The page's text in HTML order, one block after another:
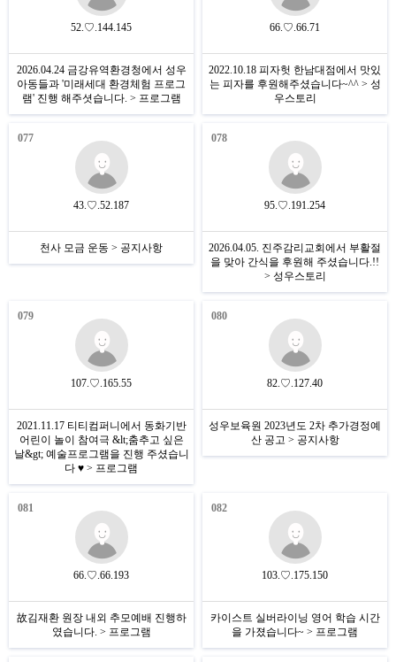
52.♡.144.145
2026.04.24 금강유역환경청에서 성우
아동들과 '미래세대 환경체험 프로그
램' 진행 해주셧습니다. > 프로그램
66.♡.66.71
2022.10.18 피자헛 한남대점에서 맛있
는 피자를 후원해주셨습니다~^^ > 성
우스토리
077
43.♡.52.187
천사 모금 운동 > 공지사항
078
95.♡.191.254
2026.04.05. 진주감리교회에서 부활절
을 맞아 간식을 후원해 주셨습니다.!!
> 성우스토리
079
107.♡.165.55
2021.11.17 티티컴퍼니에서 동화기반
어린이 놀이 참여극 &lt;춤추고 싶은
날&gt; 예술프로그램을 진행 주셨습니
다 ♥ > 프로그램
080
82.♡.127.40
성우보육원 2023년도 2차 추가경정예
산 공고 > 공지사항
081
66.♡.66.193
故김재환 원장 내외 추모예배 진행하
였습니다. > 프로그램
082
103.♡.175.150
카이스트 실버라이닝 영어 학습 시간
을 가졌습니다~ > 프로그램